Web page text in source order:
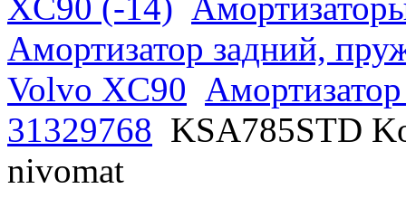
XC90 (-14)
Амортизатор задний,
Volvo XC90
31329768 KSA785STD
nivomat